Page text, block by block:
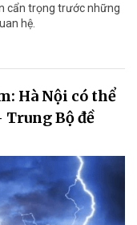
cẩn trọng trước những
hệ.
Hà Nội có thể
Bộ đề